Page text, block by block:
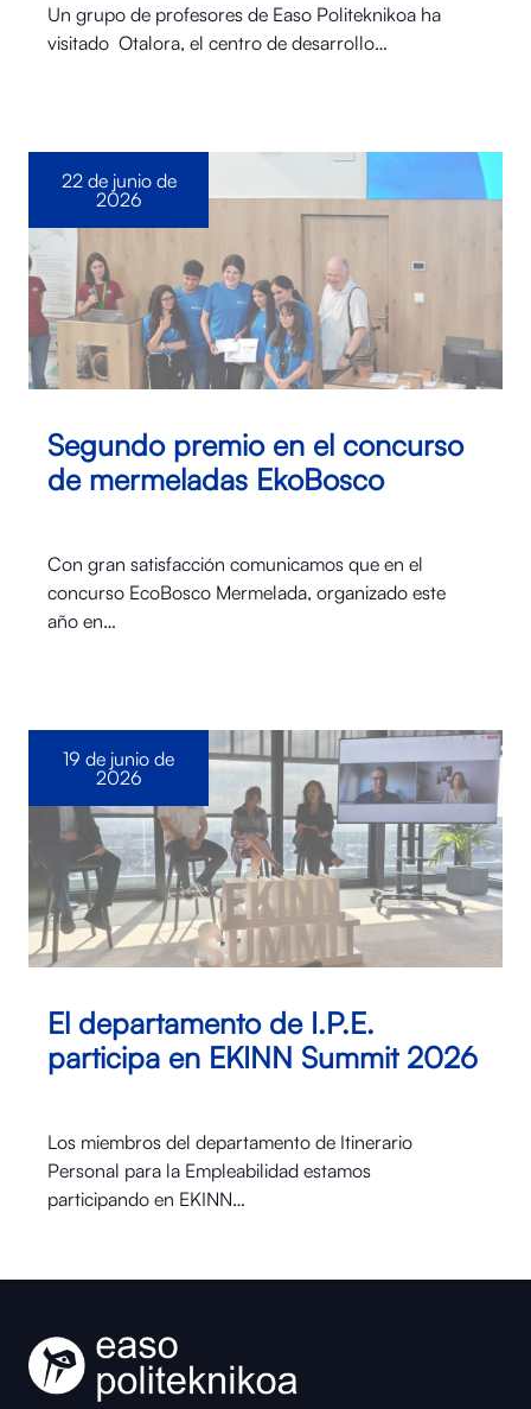
Un grupo de profesores de Easo Politeknikoa ha
visitado Otalora⁠, el centro de desarrollo…
Segundo premio en el concurso
de mermeladas EkoBosco
Con gran satisfacción comunicamos que en el
concurso EcoBosco Mermelada, organizado este
año en…
22 de junio de
2026
El departamento de I.P.E.
participa en EKINN Summit 2026
Los miembros del departamento de Itinerario
Personal para la Empleabilidad estamos
participando en EKINN…
19 de junio de
2026